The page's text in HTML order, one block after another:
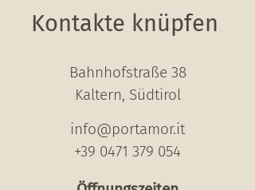
Kontakte knüpfen
Bahnhofstraße 38
Kaltern, Südtirol
info@portamor.it
+39 0471 379 054